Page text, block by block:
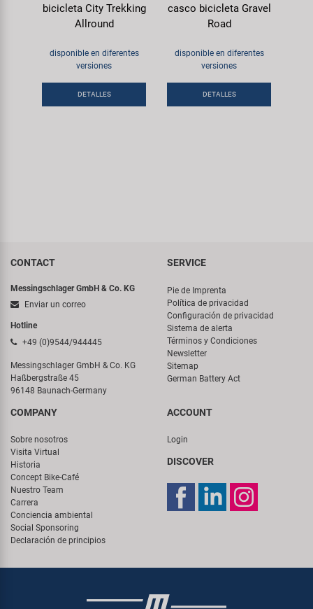
bicicleta City Trekking
Allround
disponible en diferentes
versiones
DETALLES
casco bicicleta Gravel
Road
disponible en diferentes
versiones
DETALLES
CONTACT
Messingschlager GmbH & Co. KG
Enviar un correo
Hotline
+49 (0)9544/944445
Messingschlager GmbH & Co. KG
Haßbergstraße 45
96148 Baunach-Germany
SERVICE
Pie de Imprenta
Política de privacidad
Configuración de privacidad
Sistema de alerta
Términos y Condiciones
Newsletter
Sitemap
German Battery Act
COMPANY
Sobre nosotros
Visita Virtual
Historia
Concept Bike-Café
Nuestro Team
Carrera
Conciencia ambiental
Social Sponsoring
Declaración de principios
ACCOUNT
Login
DISCOVER